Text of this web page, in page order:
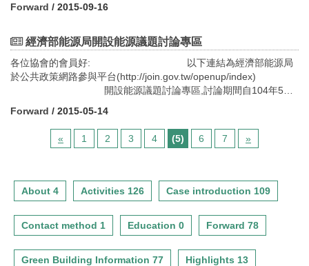
由於本活動獲得兩岸綠色建築最高指導管理單位的支持，論壇中兩
深遠影響，是2015年歲末之際，您不可錯過的重量級論壇活動，歡
迎建築、規劃、營造、室內裝修、環境設計等各界同業人員踴躍報
名參加。
地點：台北國際會議中心4樓貴賓廳
執行單位：中華民國對外貿易發展協會 議程： 時 間 議 程
09:30-09:50 報到入場 09:50-10:00 開幕 10:00-12:00 一對一洽談
址：http://excomeeting.meettaiwan.com/zh-TW/Homepage 說
1.本活動邀請中國大陸新興會展先進如：雲南會展代表團、浙江會展
代表團、上海市會展行業協會、瀋陽展覽業協會、四川貿促會、武
司及大連本柱工美國際展覽有限公司等單位來臺參加，共計13家業
者報名。 2.本活動旨為提供雙方初步交流平台，每場次洽談時間約
本活動於臺灣會展領航計畫網站(www.meettaiwan.com)公布大陸業
者名單與洽談旨趣，接受臺灣業者在網站預約「一對一洽談」時
間。
Forward / 2015-09-16
經濟部能源局開設能源議題討論專區
各位協會的會員好: 以下連結為經濟部能源局
於公共政策網路參與平台(http://join.gov.tw/openup/index)
開設能源議題討論專區,討論期間自104年5月8
論,謝謝!
Forward / 2015-05-14
« 1 2 3 4 (5) 6 7 »
About 4 Activities 126 Case introduction 109
Contact method 1 Education 0 Forward 78
Green Building Information 77 Highlights 13